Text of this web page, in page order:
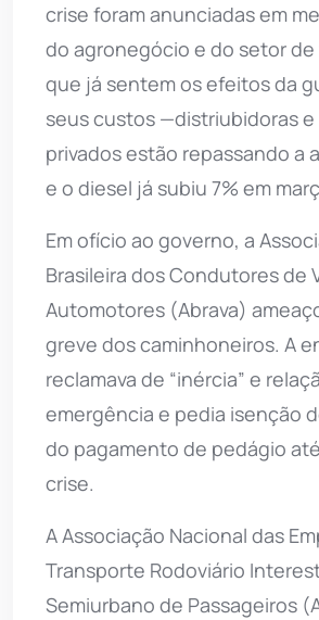
crise foram anunciadas em
do agronegócio e do setor
que já sentem os efeitos da
seus custos —distriubidoras
privados estão repassando a
e o diesel já subiu 7% em
Em ofício ao governo, a
Brasileira dos Condutores de
Automotores (Abrava)
greve dos caminhoneiros. A
reclamava de “inércia” e
emergência e pedia isenção
do pagamento de pedágio
crise.
A Associação Nacional das
Transporte Rodoviário
Semiurbano de Passageiros